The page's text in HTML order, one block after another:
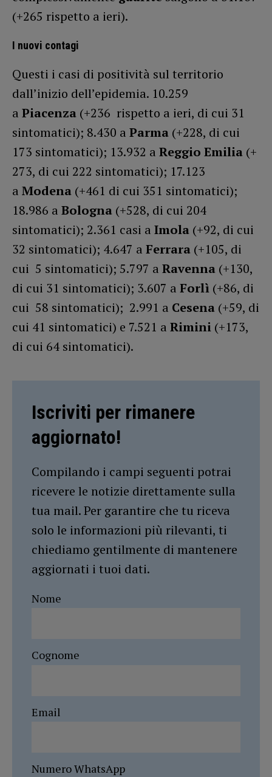
(+265 rispetto a ieri).
I nuovi contagi
Questi i casi di positività sul territorio
dall’inizio dell’epidemia. 10.259
a Piacenza (+236 rispetto a ieri, di cui 31
sintomatici); 8.430 a Parma (+228, di cui
173 sintomatici); 13.932 a Reggio Emilia (+
273, di cui 222 sintomatici); 17.123
a Modena (+461 di cui 351 sintomatici);
18.986 a Bologna (+528, di cui 204
sintomatici); 2.361 casi a Imola (+92, di cui
32 sintomatici); 4.647 a Ferrara (+105, di
cui 5 sintomatici); 5.797 a Ravenna (+130,
di cui 31 sintomatici); 3.607 a Forlì (+86, di
cui 58 sintomatici); 2.991 a Cesena (+59, di
cui 41 sintomatici) e 7.521 a Rimini (+173,
di cui 64 sintomatici).
Iscriviti per rimanere
aggiornato!
Compilando i campi seguenti potrai
ricevere le notizie direttamente sulla
tua mail. Per garantire che tu riceva
solo le informazioni più rilevanti, ti
chiediamo gentilmente di mantenere
aggiornati i tuoi dati.
Nome
Cognome
Email
Numero WhatsApp